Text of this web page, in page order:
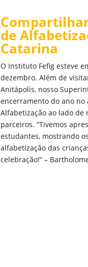
de
Catarina
O Instituto Fefig esteve
dezembro. Além de
Anitápolis, nosso
encerramento do ano no
Alfabetização ao lado
parceiros. “Tivemos
estudantes, mostrando
alfabetização das
celebração!” –